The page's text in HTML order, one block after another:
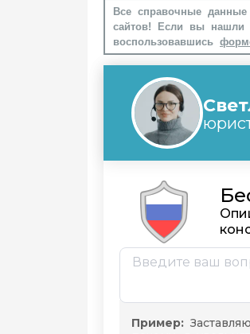
Все справочные
сайтов! Если вы нашли
воспользовавшись